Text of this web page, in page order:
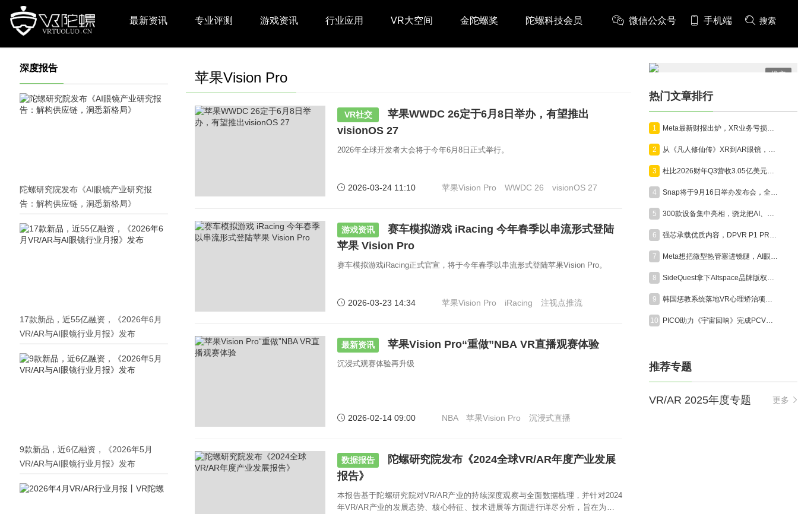
最新资讯 专业评测 游戏资讯 行业应用 VR大空间 金陀螺奖 陀螺科技会员 微信公众号 手机端 搜索
深度报告
陀螺研究院发布《AI眼镜产业研究报
告：解构供应链，洞悉新格局》
17款新品，近55亿融资，《2026年6月
VR/AR与AI眼镜行业月报》发布
9款新品，近6亿融资，《2026年5月
VR/AR与AI眼镜行业月报》发布
苹果Vision Pro
VR社交
苹果WWDC 26定于6月8日举办，有望推出
visionOS 27
2026年全球开发者大会将于今年6月8日正式举行。
2026-03-24 11:10 苹果Vision Pro WWDC 26 visionOS 27
游戏资讯
赛车模拟游戏 iRacing 今年春季以串流形式登陆
苹果 Vision Pro
赛车模拟游戏iRacing正式官宣，将于今年春季以串流形式登陆苹果Vision Pro。
2026-03-23 14:34 苹果Vision Pro iRacing 注视点推流
最新资讯 苹果Vision Pro“重做”NBA VR直播观赛体验
沉浸式观赛体验再升级
2026-02-14 09:00 NBA 苹果Vision Pro 沉浸式直播
数据报告
陀螺研究院发布《2024全球VR/AR年度产业发展
报告》
本报告基于陀螺研究院对VR/AR产业的持续深度观察与全面数据梳理，并针对2024
年VR/AR产业的发展态势、核心特征、技术进展等方面进行详尽分析，旨在为行业
推广
热门文章排行
1 Meta最新财报出炉，XR业务亏损46.19亿，AI眼镜增势明显
2 从《凡人修仙传》XR到AR眼镜，高通骁龙即将亮相ChinaJoy
3 杜比2026财年Q3营收3.05亿美元，沉浸式影音技术向AR眼镜、全景相机、汽车全面延伸
4 Snap将于9月16日举办发布会，全面展示消费版AR眼镜Specs
5 300款设备集中亮相，骁龙把AI、XR和游戏装进同一座展馆
6 强芯承载优质内容，DPVR P1 PRO MAX赋能VR电影高品质呈现
7 Meta想把微型热管塞进镜腿，AI眼镜开始为算力“降温”
8 SideQuest拿下Altspace品牌版权，经典社交VR平台将于今年秋季重启
9 韩国惩教系统落地VR心理矫治项目，沉浸式受害者视角助力囚犯认知改造
10 PICO助力《宇宙回响》完成PCVR向独立VR架构迁移，累计服务2万名体验者
推荐专题
VR/AR 2025年度专题 更多